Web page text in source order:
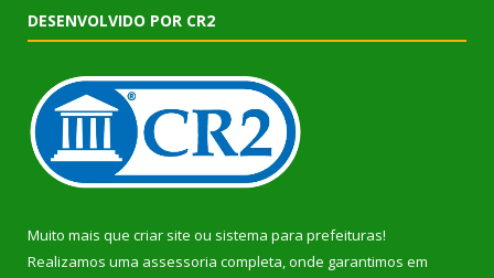
DESENVOLVIDO POR CR2
Muito mais que criar site ou sistema para prefeituras!
Realizamos uma assessoria completa, onde garantimos em